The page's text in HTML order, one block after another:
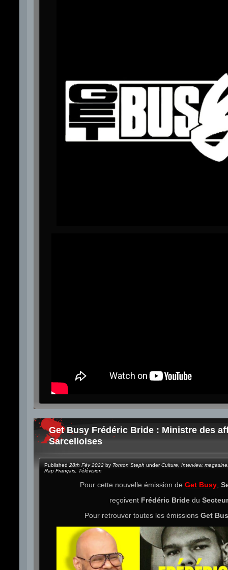
Get Busy Frédéric Bride : Ministre des
Sarcelloises
Published 28th Fév 2022 by Tonton Steph underCulture Interview,
Rap Français
Télévision
Pour cette nouvelle émission de Get Busy,
reçoivent Frédéric Bride du
Pour retrouver toutes les émissions Get